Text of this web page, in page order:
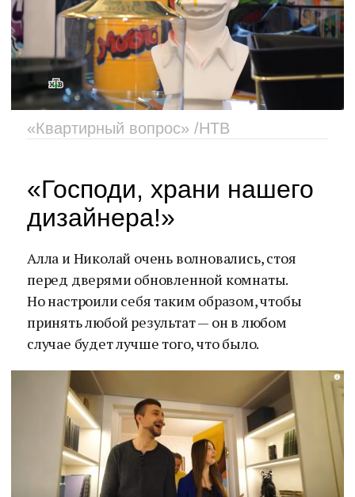
«Квартирный вопрос» /НТВ
«Господи, храни нашего
дизайнера!»
Алла и Николай очень волновались, стоя
перед дверями обновленной комнаты.
Но настроили себя таким образом, чтобы
принять любой результат — он в любом
случае будет лучше того, что было.